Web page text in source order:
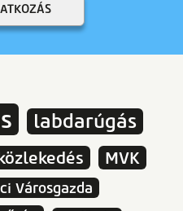
labdarúgás
MVK
Városgazda